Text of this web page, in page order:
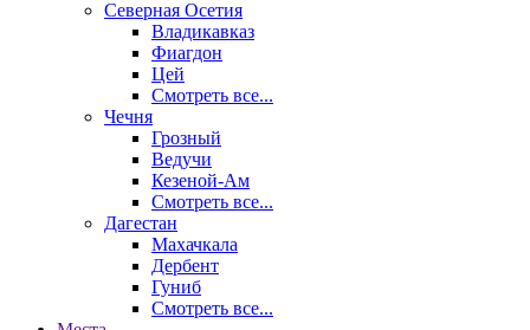
Северная Осетия
Владикавказ
Фиагдон
Цей
Смотреть все...
Чечня
Грозный
Ведучи
Кезеной-Ам
Смотреть все...
Дагестан
Махачкала
Дербент
Гуниб
Смотреть все...